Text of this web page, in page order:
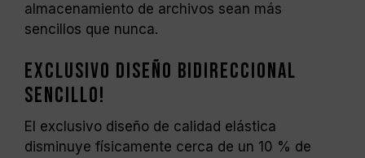
almacenamiento de archivos sean más
sencillos que nunca.
Exclusivo diseño bidireccional
sencillo!
El exclusivo diseño de calidad elástica
disminuye físicamente cerca de un 10 % de